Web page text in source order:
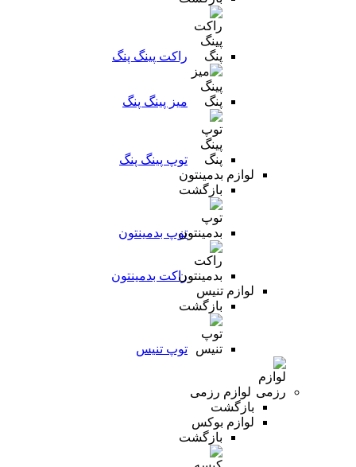
راکت پینگ پنگ
میز پینگ پنگ
توپ پینگ پنگ
لوازم بدمینتون
بازگشت
توپ بدمینتون
راکت بدمینتون
لوازم تنیس
بازگشت
توپ تنیس
لوازم رزمی
بازگشت
لوازم بوکس
بازگشت